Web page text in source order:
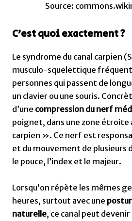
Source:
C’est quoi exactement ?
Le syndrome du canal carpien
musculo-squelettique fréquent
personnes qui passent de
un clavier ou une souris.
d’une compression du nerf
poignet, dans une zone étroite
carpien ». Ce nerf est
et du mouvement de
le pouce, l’index et le majeur.
Lorsqu’on répète les mêmes
heures, surtout avec une
naturelle, ce canal peut